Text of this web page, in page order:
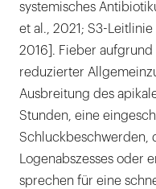
systemisches
et al., 2021; S3-
2016]. Fieber
reduzierter
Ausbreitung des
Stunden, eine
Schluckbeschwerden,
Logenabszesses oder
sprechen für eine